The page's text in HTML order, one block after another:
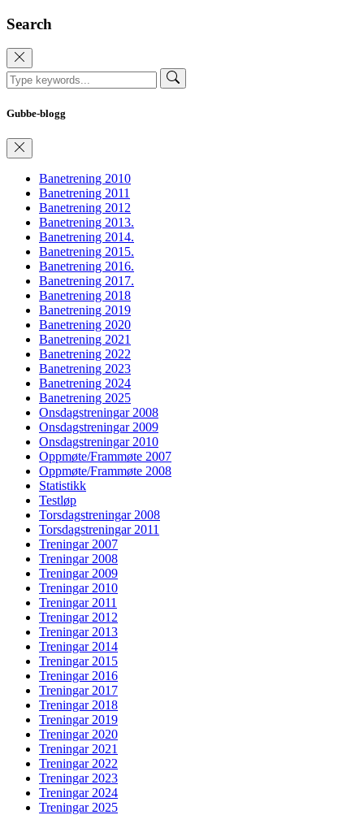
Search
Gubbe-blogg
Banetrening 2010
Banetrening 2011
Banetrening 2012
Banetrening 2013.
Banetrening 2014.
Banetrening 2015.
Banetrening 2016.
Banetrening 2017.
Banetrening 2018
Banetrening 2019
Banetrening 2020
Banetrening 2021
Banetrening 2022
Banetrening 2023
Banetrening 2024
Banetrening 2025
Onsdagstreningar 2008
Onsdagstreningar 2009
Onsdagstreningar 2010
Oppmøte/Frammøte 2007
Oppmøte/Frammøte 2008
Statistikk
Testløp
Torsdagstreningar 2008
Torsdagstreningar 2011
Treningar 2007
Treningar 2008
Treningar 2009
Treningar 2010
Treningar 2011
Treningar 2012
Treningar 2013
Treningar 2014
Treningar 2015
Treningar 2016
Treningar 2017
Treningar 2018
Treningar 2019
Treningar 2020
Treningar 2021
Treningar 2022
Treningar 2023
Treningar 2024
Treningar 2025